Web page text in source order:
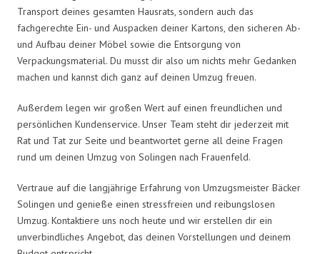
Transport deines gesamten Hausrats, sondern auch das
fachgerechte Ein- und Auspacken deiner Kartons, den sicheren Ab-
und Aufbau deiner Möbel sowie die Entsorgung von
Verpackungsmaterial. Du musst dir also um nichts mehr Gedanken
machen und kannst dich ganz auf deinen Umzug freuen.
Außerdem legen wir großen Wert auf einen freundlichen und
persönlichen Kundenservice. Unser Team steht dir jederzeit mit
Rat und Tat zur Seite und beantwortet gerne all deine Fragen
rund um deinen Umzug von Solingen nach Frauenfeld.
Vertraue auf die langjährige Erfahrung von Umzugsmeister Bäcker
Solingen und genieße einen stressfreien und reibungslosen
Umzug. Kontaktiere uns noch heute und wir erstellen dir ein
unverbindliches Angebot, das deinen Vorstellungen und deinem